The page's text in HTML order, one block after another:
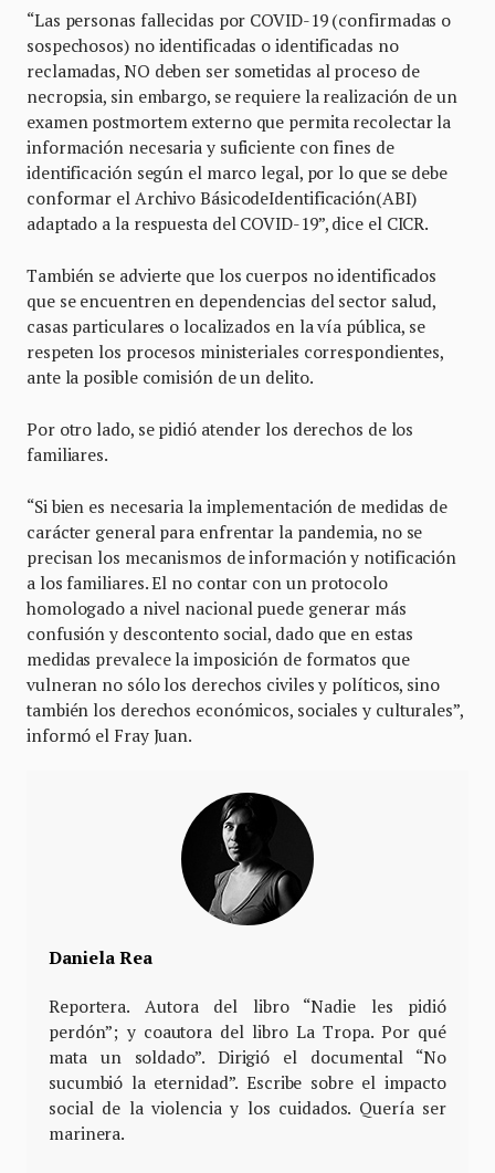
“Las personas fallecidas por COVID-19 (confirmadas o
sospechosos) no identificadas o identificadas no
reclamadas, NO deben ser sometidas al proceso de
necropsia, sin embargo, se requiere la realización de un
examen postmortem externo que permita recolectar la
información necesaria y suficiente con fines de
identificación según el marco legal, por lo que se debe
conformar el Archivo BásicodeIdentificación(ABI)
adaptado a la respuesta del COVID-19”, dice el CICR.
También se advierte que los cuerpos no identificados
que se encuentren en dependencias del sector salud,
casas particulares o localizados en la vía pública, se
respeten los procesos ministeriales correspondientes,
ante la posible comisión de un delito.
Por otro lado, se pidió atender los derechos de los
familiares.
“Si bien es necesaria la implementación de medidas de
carácter general para enfrentar la pandemia, no se
precisan los mecanismos de información y notificación
a los familiares. El no contar con un protocolo
homologado a nivel nacional puede generar más
confusión y descontento social, dado que en estas
medidas prevalece la imposición de formatos que
vulneran no sólo los derechos civiles y políticos, sino
también los derechos económicos, sociales y culturales”,
informó el Fray Juan.
Daniela Rea
Reportera. Autora del libro “Nadie les pidió
perdón”; y coautora del libro La Tropa. Por qué
mata un soldado”. Dirigió el documental “No
sucumbió la eternidad”. Escribe sobre el impacto
social de la violencia y los cuidados. Quería ser
marinera.